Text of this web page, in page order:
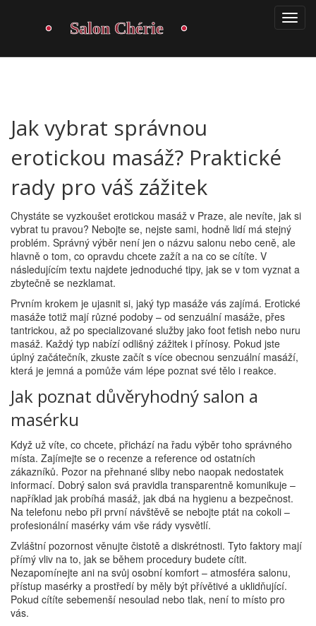
Jak vybrat správnou
erotickou masáž? Praktické
rady pro váš zážitek
Chystáte se vyzkoušet erotickou masáž v Praze, ale nevíte, jak si
vybrat tu pravou? Nebojte se, nejste sami, hodně lidí má stejný
problém. Správný výběr není jen o názvu salonu nebo ceně, ale
hlavně o tom, co opravdu chcete zažít a na co se cítíte. V
následujícím textu najdete jednoduché tipy, jak se v tom vyznat a
zbytečně se nezklamat.
Prvním krokem je ujasnit si, jaký typ masáže vás zajímá. Erotické
masáže totiž mají různé podoby – od senzuální masáže, přes
tantrickou, až po specializované služby jako foot fetish nebo nuru
masáž. Každý typ nabízí odlišný zážitek i přínosy. Pokud jste
úplný začátečník, zkuste začít s více obecnou senzuální masáží,
která je jemná a pomůže vám lépe poznat své tělo i reakce.
Jak poznat důvěryhodný salon a
masérku
Když už víte, co chcete, přichází na řadu výběr toho správného
místa. Zajímejte se o recenze a reference od ostatních
zákazníků. Pozor na přehnané sliby nebo naopak nedostatek
informací. Dobrý salon svá pravidla transparentně komunikuje –
například jak probíhá masáž, jak dbá na hygienu a bezpečnost.
Na telefonu nebo při první návštěvě se nebojte ptát na cokoli –
profesionální masérky vám vše rády vysvětlí.
Zvláštní pozornost věnujte čistotě a diskrétnosti. Tyto faktory mají
přímý vliv na to, jak se během procedury budete cítit.
Nezapomínejte ani na svůj osobní komfort – atmosféra salonu,
přístup masérky a prostředí by měly být přívětivé a uklidňující.
Pokud cítíte sebemenší nesoulad nebo tlak, není to místo pro
vás.